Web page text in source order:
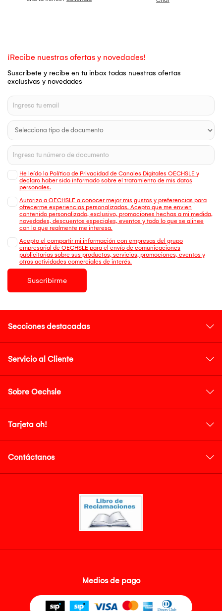
¡Recibe nuestras ofertas y novedades!
Suscríbete y recibe en tu inbox todas nuestras ofertas
exclusivas y novedades
He leído la Política de Privacidad de Canales Digitales OECHSLE y
declaro haber sido informado sobre el tratamiento de mis datos
personales.
Autorizo a OECHSLE a conocer mejor mis gustos y preferencias para
ofrecerme experiencias personalizadas. Acepto que me envien
contenido personalizado, exclusivo, promociones hechas a mi medida,
novedades, descuentos especiales, eventos y todo lo que se alinee
con lo que realmente me interesa.
Acepto el compartir mi información con empresas del grupo
empresarial de OECHSLE para el envío de comunicaciones
publicitarias sobre sus productos, servicios, promociones, eventos y
otras actividades comerciales de interés.
Suscribirme
Secciones destacadas
Servicio al Cliente
Sobre Oechsle
Tarjeta oh!
Contáctanos
Medios de pago